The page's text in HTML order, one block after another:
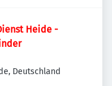
Heide -
Deutschland